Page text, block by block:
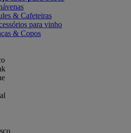
& Cafeteiras
para vinho
& Copos